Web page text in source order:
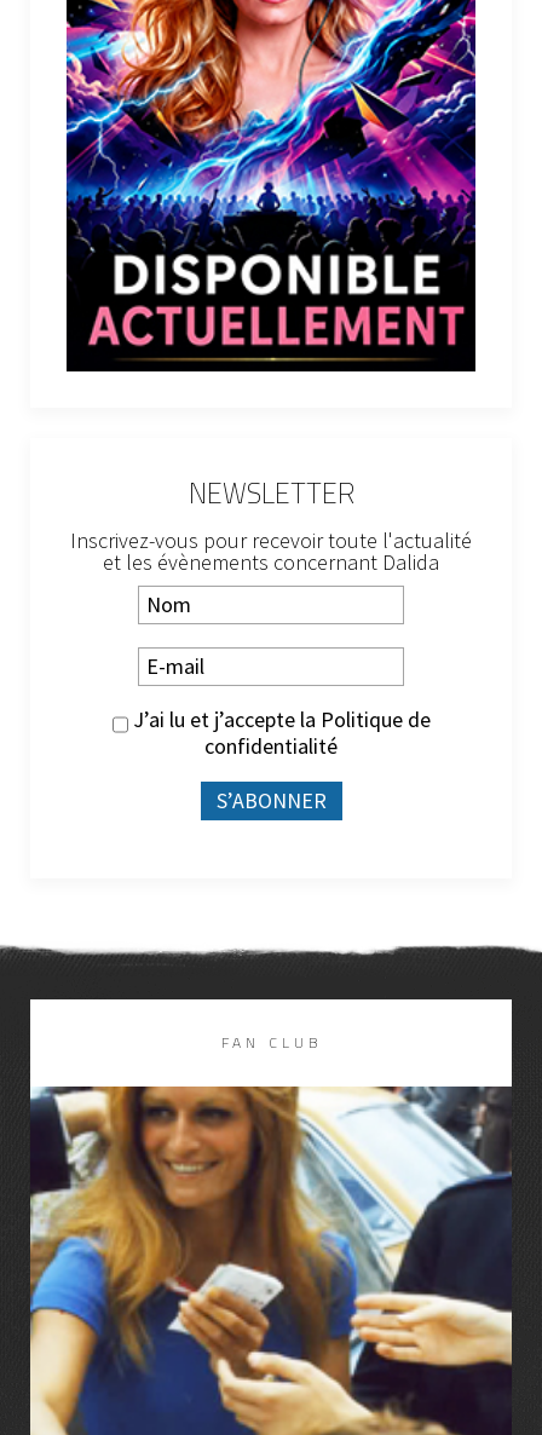
NEWSLETTER
Inscrivez-vous pour recevoir toute l'actualité
et les évènements concernant Dalida
J’ai lu et j’accepte la Politique de
confidentialité
FAN CLUB
LIRE LA SUITE